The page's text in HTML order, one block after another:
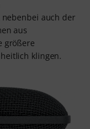
auch der
aus
größere
klingen.